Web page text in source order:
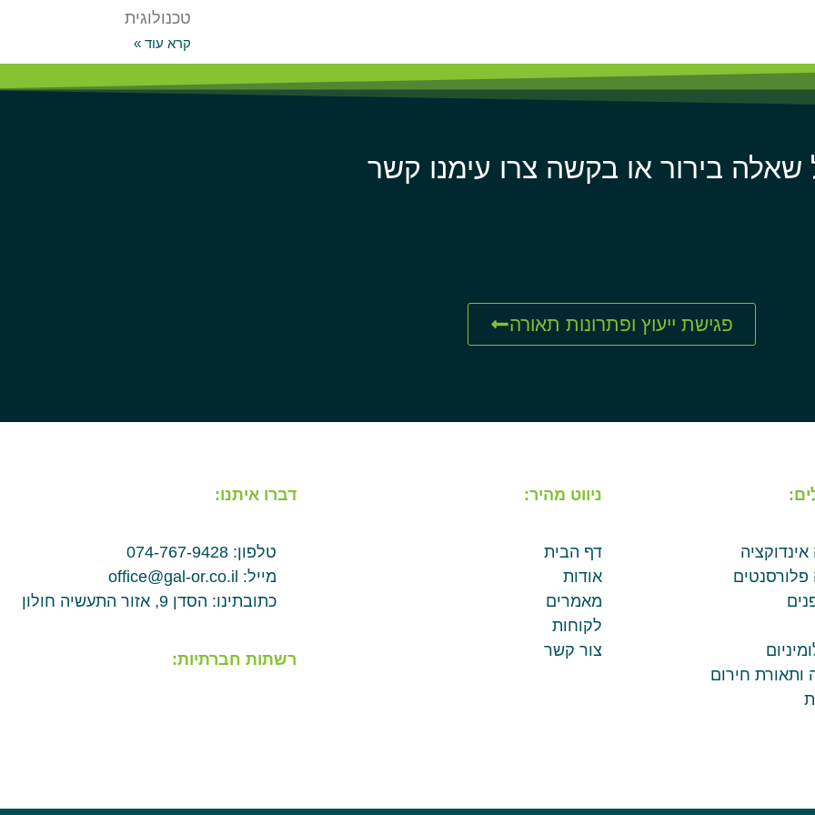
טכנולוגית
קרא עוד »
שאלה בירור או בקשה צרו עימנו קשר
פגישת ייעוץ ופתרונות תאורה
אינדוקציה
פלורסנטים
ותאורת חירום
ניווט מהיר:
דף הבית
אודות
מאמרים
לקוחות
צור קשר
דברו איתנו:
טלפון: 074-767-9428
מייל: office@gal-or.co.il
כתובתינו: הסדן 9, אזור התעשיה חולון
רשתות חברתיות: